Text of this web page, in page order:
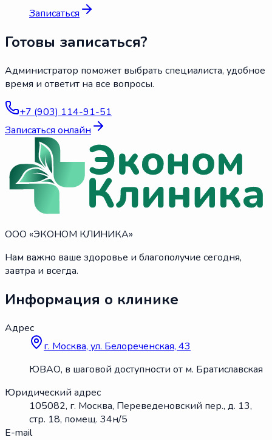
Записаться
Готовы записаться?
Администратор поможет выбрать специалиста, удобное
время и ответит на все вопросы.
+7 (903) 114-91-51
Записаться онлайн
ООО «ЭКОНОМ КЛИНИКА»
Нам важно ваше здоровье и благополучие сегодня,
завтра и всегда.
Информация о клинике
Адрес
г. Москва, ул. Белореченская, 43
ЮВАО, в шаговой доступности от м. Братиславская
Юридический адрес
105082, г. Москва, Переведеновский пер., д. 13,
стр. 18, помещ. 34н/5
E-mail